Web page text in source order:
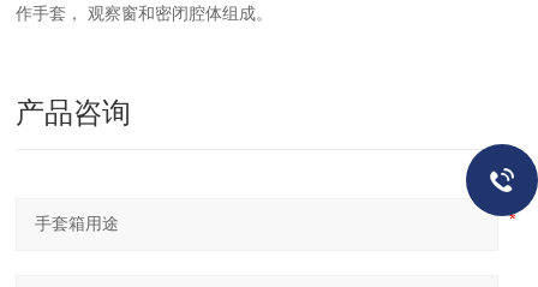
作手套， 观察窗和密闭腔体组成。
产品咨询